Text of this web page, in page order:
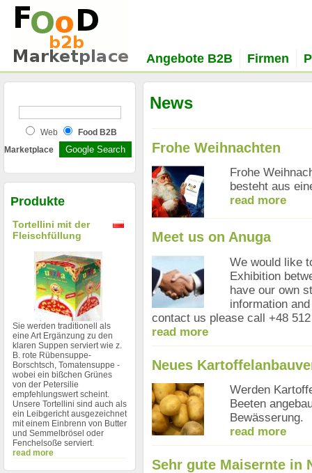
Angebote B2B Firmen
Web
Food B2B
Marketplace
Produkte
Tortellini mit der
Fleischfüllung
Sie werden traditionell als
eine Art Ergänzung zu den
klaren Suppen serviert wie z.
B. rote Rübensuppe-
Borschtsch, Tomatensuppe -
wobei ein bißchen Grünes
von der Petersilie
empfehlungswert scheint.
Unsere Tortellini sind auch als
ein Leibgericht ausgezeichnet
mit einem Einbrenn von Butter
und Semmelbrösel oder
Fenchelsoße serviert.
read more
News
Frohe Weihnachten
Frohe
besteht aus
read more
Meet us on Anuga
We would like
Exhibition
have our own
information
contact us please call +48
read more
Neues
Werden
Beeten
Bewässerung.
read more
Sehr gute Maisernte in